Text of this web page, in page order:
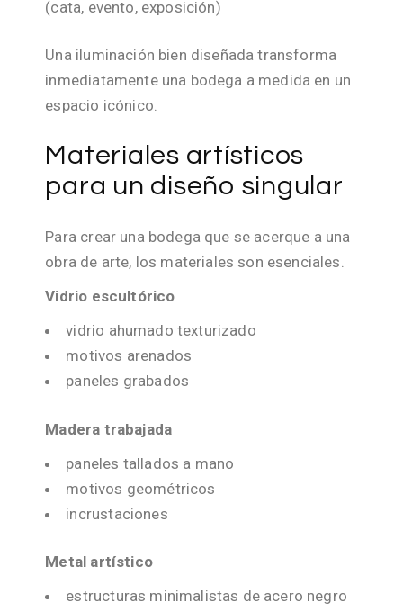
(cata, evento, exposición)
Una iluminación bien diseñada transforma
inmediatamente una bodega a medida en un
espacio icónico.
Materiales artísticos
para un diseño singular
Para crear una bodega que se acerque a una
obra de arte, los materiales son esenciales.
Vidrio escultórico
vidrio ahumado texturizado
motivos arenados
paneles grabados
Madera trabajada
paneles tallados a mano
motivos geométricos
incrustaciones
Metal artístico
estructuras minimalistas de acero negro